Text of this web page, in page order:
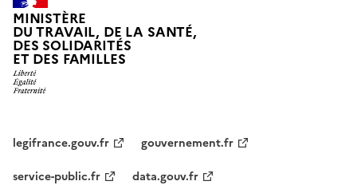
MINISTÈRE
DU TRAVAIL, DE LA SANTÉ,
DES SOLIDARITÉS
ET DES FAMILLES
legifrance.gouv.fr
gouvernement.fr
service-public.fr
data.gouv.fr